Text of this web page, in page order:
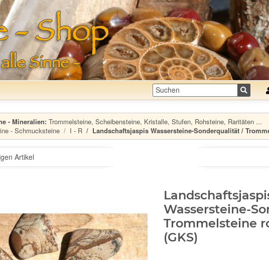
- Mineralien: Trommelsteine, Scheibensteine, Kristalle, Stufen, Rohsteine, Raritäten ...
- Schmucksteine
I - R Landschaftsjaspis Wassersteine-Sonderqualität /
Artikel
Wassersteine-
Trommelsteine
(GKS)